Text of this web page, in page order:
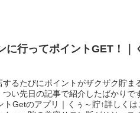
に行ってポイントGET！｜
するたびにポイントがザクザク貯ま
つい先日の記事で紹介したばかりで
トGetのアプリ｜くぅ～貯↑詳しく